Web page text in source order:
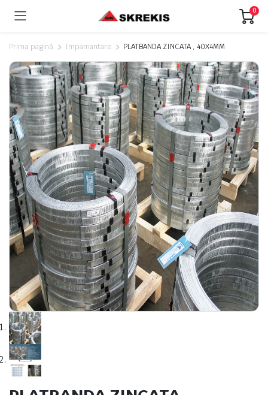
0
Prima pagină Impamantare PLATBANDA ZINCATA , 40X4MM